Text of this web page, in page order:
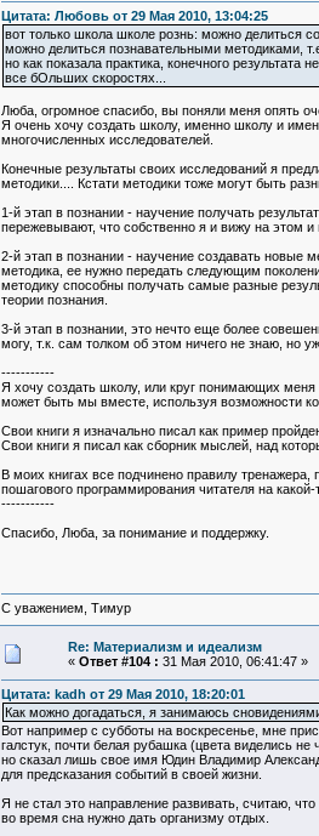
Цитата: Любовь от 29 Мая 2010, 13:04:25
вот только школа школе рознь: можно делиться
можно делиться познавательными методиками,
но как показала практика, конечного результата
все бОльших скоростях...
Люба, огромное спасибо, вы поняли меня опять
Я очень хочу создать школу, именно школу и
многочисленных исследователей.
Конечные результаты своих исследований я
методики.... Кстати методики тоже могут быть
1-й этап в познании - научение получать
пережевывают, что собственно я и вижу на этом
2-й этап в познании - научение создавать новые
методика, ее нужно передать следующим
методику способны получать самые разные
теории познания.
3-й этап в познании, это нечто еще более
могу, т.к. сам толком об этом ничего не знаю, но
-----------
Я хочу создать школу, или круг понимающих
может быть мы вместе, используя возможности
Свои книги я изначально писал как пример
Свои книги я писал как сборник мыслей, над
В моих книгах все подчинено правилу
пошагового программирования читателя на
-----------
Спасибо, Люба, за понимание и поддержку.
С уважением, Тимур
Re: Материализм и идеализм
« Ответ #104 : 31 Мая 2010, 06:41:47 »
Цитата: kadh от 29 Мая 2010, 18:20:01
Как можно догадаться, я занимаюсь
Вот например с субботы на воскресенье, мне
галстук, почти белая рубашка (цвета виделись
но сказал лишь свое имя Юдин Владимир
для предсказания событий в своей жизни.
Я не стал это направление развивать, считаю,
во время сна нужно дать организму отдых.